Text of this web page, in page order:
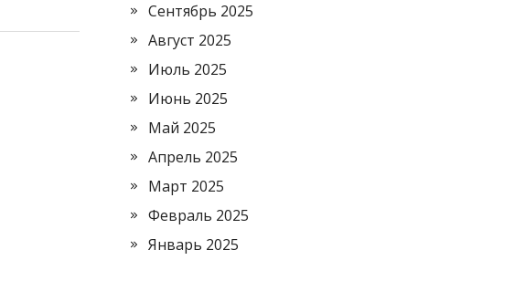
Сентябрь 2025
Август 2025
Июль 2025
Июнь 2025
Май 2025
Апрель 2025
Март 2025
Февраль 2025
Январь 2025